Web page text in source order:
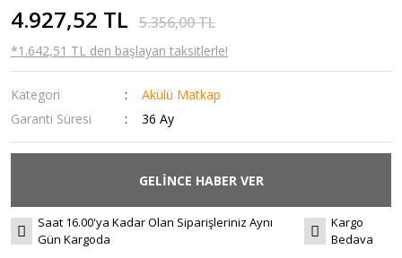
4.927,52 TL 5.356,00 TL
*1.642,51 TL den başlayan taksitlerle!
Kategori
Akülü Matkap
Garanti Süresi
36 Ay
GELİNCE HABER VER
Saat 16.00'ya Kadar Olan Siparişleriniz Aynı
Gün Kargoda
Kargo
Bedava